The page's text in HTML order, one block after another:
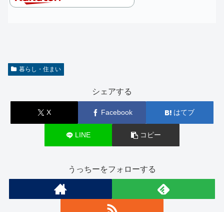
暮らし・住まい
シェアする
X Facebook はてブ
LINE コピー
うっちーをフォローする